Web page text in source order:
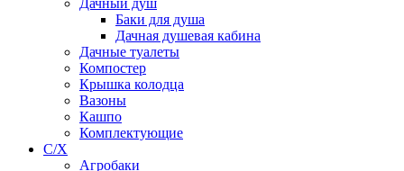
Дачный душ
Баки для душа
Дачная душевая кабина
Дачные туалеты
Компостер
Крышка колодца
Вазоны
Кашпо
Комплектующие
С/Х
Агробаки